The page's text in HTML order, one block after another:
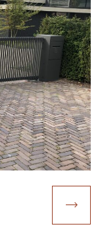
trending_flat